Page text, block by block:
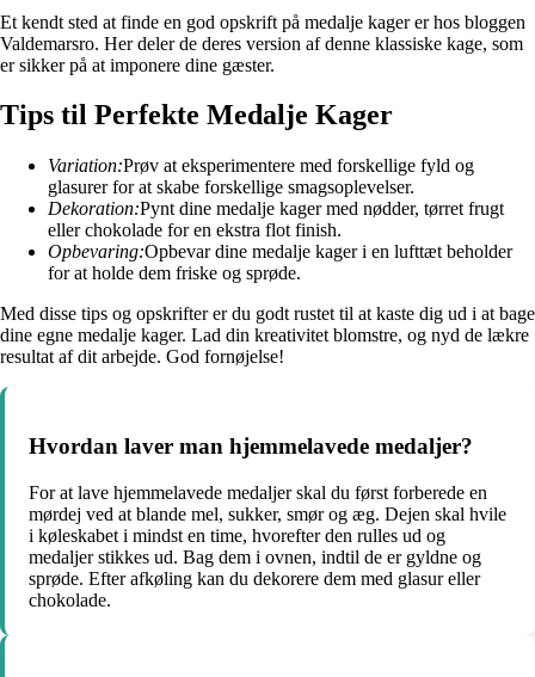
Et kendt sted at finde en god opskrift på medalje kager er hos bloggen
Valdemarsro. Her deler de deres version af denne klassiske kage, som
er sikker på at imponere dine gæster.
Tips til Perfekte Medalje Kager
Variation:Prøv at eksperimentere med forskellige fyld og
glasurer for at skabe forskellige smagsoplevelser.
Dekoration:Pynt dine medalje kager med nødder, tørret frugt
eller chokolade for en ekstra flot finish.
Opbevaring:Opbevar dine medalje kager i en lufttæt beholder
for at holde dem friske og sprøde.
Med disse tips og opskrifter er du godt rustet til at kaste dig ud i at bage
dine egne medalje kager. Lad din kreativitet blomstre, og nyd de lækre
resultat af dit arbejde. God fornøjelse!
Hvordan laver man hjemmelavede medaljer?
For at lave hjemmelavede medaljer skal du først forberede en
mørdej ved at blande mel, sukker, smør og æg. Dejen skal hvile
i køleskabet i mindst en time, hvorefter den rulles ud og
medaljer stikkes ud. Bag dem i ovnen, indtil de er gyldne og
sprøde. Efter afkøling kan du dekorere dem med glasur eller
chokolade.